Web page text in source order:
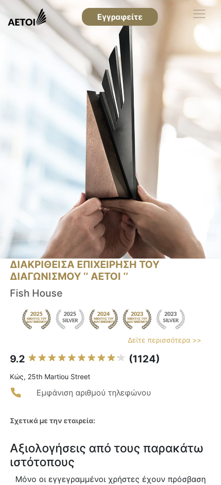
Εγγραφείτε
ΔΙΑΚΡΙΘΕΙΣΑ ΕΠΙΧΕΙΡΗΣΗ ΤΟΥ
ΔΙΑΓΩΝΙΣΜΟΥ ‘’ ΑΕΤΟΙ ‘’
Fish House
Δείτε περισσότερα >>
9.2 (1124)
Κώς, 25th Martiou Street
Εμφάνιση αριθμού τηλεφώνου
Σχετικά με την εταιρεία:
Αξιολογήσεις από τους παρακάτω
ιστότοπους
Μόνο οι εγγεγραμμένοι χρήστες έχουν πρόσβαση